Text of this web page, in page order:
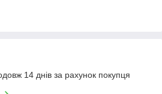
14 днів за рахунок покупця